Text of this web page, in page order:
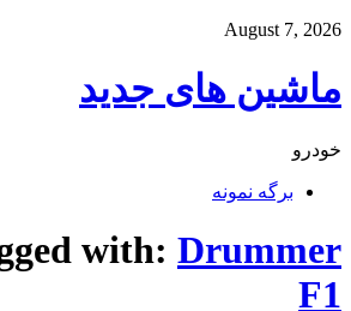
August 7, 2026
ماشین های جدید
خودرو
برگه نمونه
with: Drummer
F1